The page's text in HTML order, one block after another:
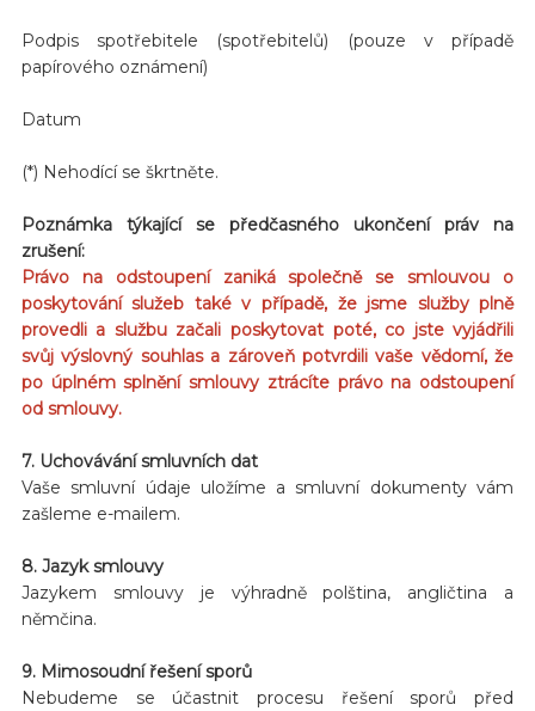
Podpis spotřebitele (spotřebitelů) (pouze v případě
papírového oznámení)
Datum
(*) Nehodící se škrtněte.
Poznámka týkající se předčasného ukončení práv na
zrušení:
Právo na odstoupení zaniká společně se smlouvou o
poskytování služeb také v případě, že jsme služby plně
provedli a službu začali poskytovat poté, co jste vyjádřili
svůj výslovný souhlas a zároveň potvrdili vaše vědomí, že
po úplném splnění smlouvy ztrácíte právo na odstoupení
od smlouvy.
7. Uchovávání smluvních dat
Vaše smluvní údaje uložíme a smluvní dokumenty vám
zašleme e-mailem.
8. Jazyk smlouvy
Jazykem smlouvy je výhradně polština, angličtina a
němčina.
9. Mimosoudní řešení sporů
Nebudeme se účastnit procesu řešení sporů před